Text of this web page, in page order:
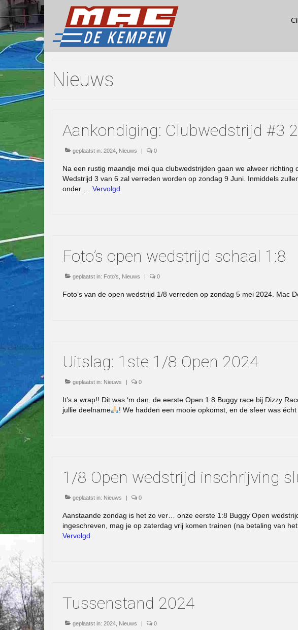
Nieuws
Aankondiging: Clubwedstrijd #3
geplaatst in: 2024 Nieuws | 0
Na een rustig maandje mei qua clubwedstrijden gaan we alweer richting
Wedstrijd 3 van 6 zal verreden worden op zondag 9 Juni. Inmiddels
onder … Vervolgd
Foto’s open wedstrijd schaal 1:8
geplaatst in: Foto's Nieuws | 0
Foto’s van de open wedstrijd 1/8 verreden op zondag 5 mei 2024. Mac
Uitslag: 1ste 1/8 Open 2024
geplaatst in: Nieuws | 0
It’s a wrap!! Dit was ‘m dan, de eerste Open 1:8 Buggy race bij Dizzy
jullie deelname
! We hadden een mooie opkomst, en de sfeer was
1/8 Open wedstrijd inschrijving
geplaatst in: Nieuws | 0
Aanstaande zondag is het zo ver… onze eerste 1:8 Buggy Open
ingeschreven, mag je op zaterdag vrij komen trainen (na betaling van
Vervolgd
Tussenstand 2024
geplaatst in: 2024 Nieuws | 0